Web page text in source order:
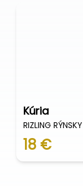
Kúria
RIZLING
18 €